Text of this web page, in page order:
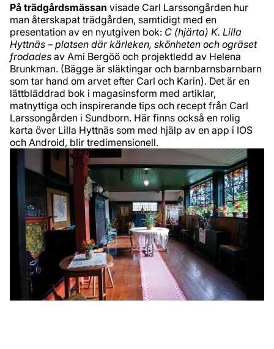
På trädgårdsmässan visade Carl Larssongården hur
man återskapat trädgården, samtidigt med en
presentation av en nyutgiven bok: C (hjärta) K. Lilla
Hyttnäs – platsen där kärleken, skönheten och ogräset
frodades av Ami Bergöö och projektledd av Helena
Brunkman. (Bägge är släktingar och barnbarnsbarnbarn
som tar hand om arvet efter Carl och Karin). Det är en
lättbläddrad bok i magasinsform med artiklar,
matnyttiga och inspirerande tips och recept från Carl
Larssongården i Sundborn. Här finns också en rolig
karta över Lilla Hyttnäs som med hjälp av en app i IOS
och Android, blir tredimensionell.